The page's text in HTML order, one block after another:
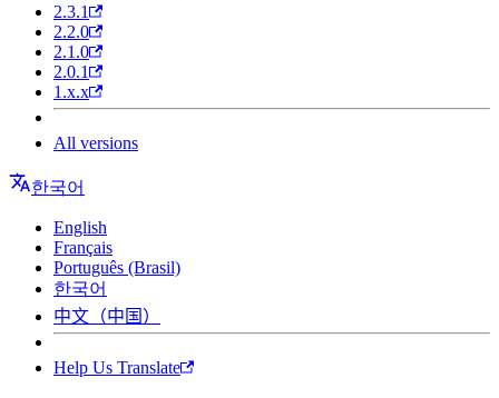
2.3.1
2.2.0
2.1.0
2.0.1
1.x.x
All versions
한국어
English
Français
Português (Brasil)
한국어
中文（中国）
Help Us Translate